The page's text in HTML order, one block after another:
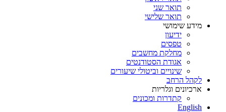
תואר שני
תואר שלישי
מידע שימושי
ידיעון
טפסים
מחלקת מחשבים
אגודת הסטודנטים
שינויים וביטולי שיעורים
לקהל הרחב
ארכיונים וגלריות
קתדרות ומכונים
English